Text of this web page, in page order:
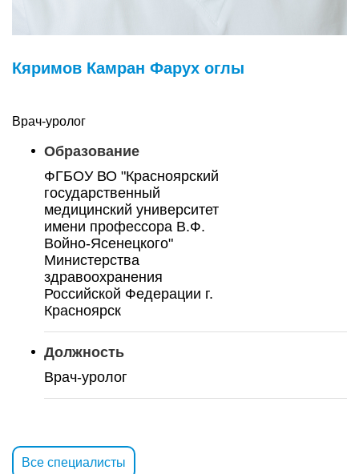
Кяримов Камран Фарух оглы
Врач-уролог
Образование
ФГБОУ ВО "Красноярский
государственный
медицинский университет
имени профессора В.Ф.
Войно-Ясенецкого"
Министерства
здравоохранения
Российской Федерации г.
Красноярск
Должность
Врач-уролог
Все специалисты